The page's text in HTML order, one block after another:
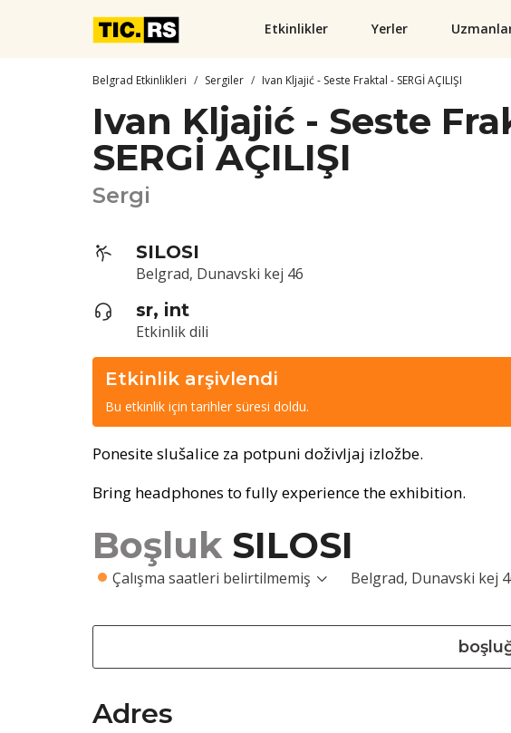
Etkinlikler Yerler
Belgrad Etkinlikleri Sergiler Ivan Kljajić - Seste Fraktal - SERGİ AÇILIŞI
Ivan Kljajić - Seste
SERGİ AÇILIŞI
Sergi
SILOSI
Belgrad, Dunavski kej 46
sr, int
Etkinlik dili
Etkinlik arşivlendi
Bu etkinlik için tarihler süresi doldu.
Ponesite slušalice za potpuni doživljaj izložbe.
Bring headphones to fully experience the exhibition.
Boşluk SILOSI
Çalışma saatleri belirtilmemiş Belgrad, Dunavski kej
Adres